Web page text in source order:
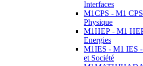
Interfaces
M1CPS - M1
Physique
M1HEP - M1
Energies
M1IES - M1 IES
et Société